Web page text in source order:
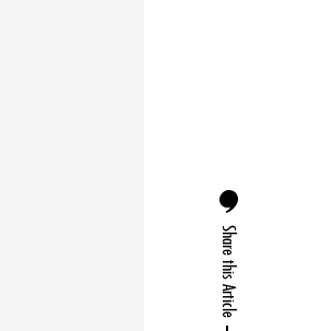
Share this Article